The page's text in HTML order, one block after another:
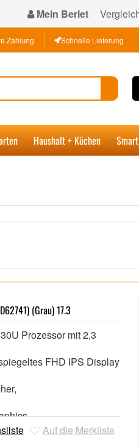
Mein Berlet
Zahlung Schnelle Lieferung
Haushalt + Küchen
(Grau) 17.3
Prozessor mit 2,3
FHD IPS Display
Mikrofon,
Auf die Merkliste